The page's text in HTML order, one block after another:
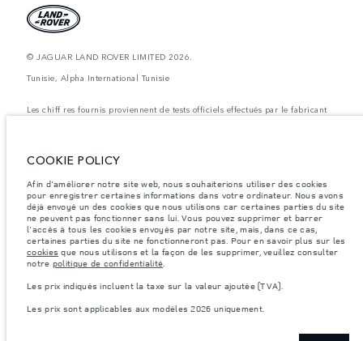
© JAGUAR LAND ROVER LIMITED 2026.
Tunisie, Alpha International Tunisie
Les chiff res fournis proviennent de tests officiels effectués par le fabricant
configurateur peuvent varier d'un marché à l'autre et ne comprennent pas
la disponibilité et les prix.
Les poids indiqués correspondent à des spécifications de véhicule standard.
Les accessoires et autres éléments montés après le point de fabrication
affecteront la charge utile. Assurez-vous que le poids total en charge du
véhicule, les charges maximales par essieu et la charge utile ne sont pas
dépassés lorsque vous chargez des accessoires, des occupants, des liquides
et des carburants.
mondiale de semi-conducteurs affecte actuellement les spécifications de
construction. Cette situation s’avère très fluctuante, et par conséquent, les
COOKIE POLICY
Afin d'améliorer notre site web, nous souhaiterions utiliser des cookies
pour enregistrer certaines informations dans votre ordinateur. Nous avons
déjà envoyé un des cookies que nous utilisons car certaines parties du site
ne peuvent pas fonctionner sans lui. Vous pouvez supprimer et barrer
l'accès à tous les cookies envoyés par notre site, mais, dans ce cas,
certaines parties du site ne fonctionneront pas. Pour en savoir plus sur les
cookies que nous utilisons et la façon de les supprimer, veuillez consulter
notre politique de confidentialité.
Les prix indiqués incluent la taxe sur la valeur ajoutée (TVA).
Les prix sont applicables aux modèles 2026 uniquement.